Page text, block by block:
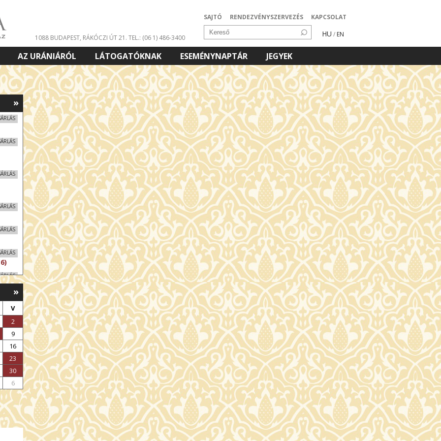
SAJTÓ RENDEZVÉNYSZERVEZÉS KAPCSOLAT
HU / EN
1088 BUDAPEST, RÁKÓCZI ÚT 21. TEL.: (06 1) 486-3400
AZ URÁNIÁRÓL LÁTOGATÓKNAK ESEMÉNYNAPTÁR
JEGYEK
»
»
V
2
9
16
23
30
6